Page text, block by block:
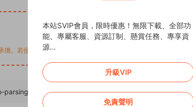
擔。若侵犯了您的權益，請來信通知Email:
and-watermarking-source-code/，轉載請注明出處
本站SVIP會員，限時優惠！無限下載、全部功
能、專屬客服、資源訂制、懸賞任務、專享資
源...
升級VIP
免責聲明